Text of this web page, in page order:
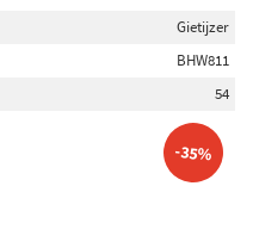
Gietijzer
BHW811
54
-35%